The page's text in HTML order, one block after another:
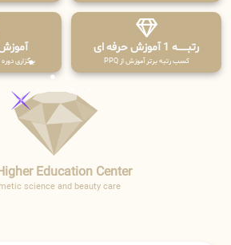
رتبــــــه 1 آموزش حرفه ای
کسب رتبه برتر آموزش از PPQ
آموزش
برگزاری
Education Center
science and beauty care